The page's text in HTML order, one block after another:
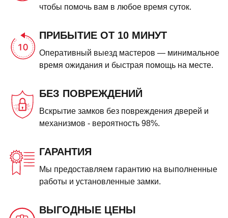
чтобы помочь вам в любое время суток.
ПРИБЫТИЕ ОТ 10 МИНУТ
Оперативный выезд мастеров — минимальное
время ожидания и быстрая помощь на месте.
БЕЗ ПОВРЕЖДЕНИЙ
Вскрытие замков без повреждения дверей и
механизмов - вероятность 98%.
ГАРАНТИЯ
Мы предоставляем гарантию на выполненные
работы и установленные замки.
ВЫГОДНЫЕ ЦЕНЫ